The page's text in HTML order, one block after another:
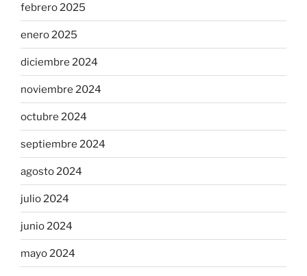
febrero 2025
enero 2025
diciembre 2024
noviembre 2024
octubre 2024
septiembre 2024
agosto 2024
julio 2024
junio 2024
mayo 2024